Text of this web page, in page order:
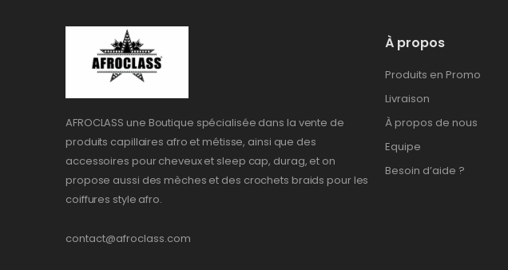
AFROCLASS une Boutique spécialisée dans la vente de
produits capillaires afro et métisse, ainsi que des
accessoires pour cheveux et sleep cap, durag, et on
propose aussi des mèches et des crochets braids pour les
coiffures style afro.
contact@afroclass.com
À propos
Produits en Promo
Livraison
À propos de nous
Equipe
Besoin d’aide ?